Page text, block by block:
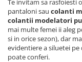
Te invitam sa rasfoiesti
pantaloni sau colanti
colantii modelatori
mai multe femei ii aleg
si in orice sezon), dar
evidentiere a siluetei
poate conferi.